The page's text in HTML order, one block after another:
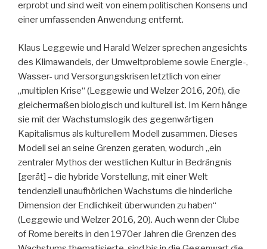
erprobt und sind weit von einem politischen Konsens und
einer umfassenden Anwendung entfernt.
Klaus Leggewie und Harald Welzer sprechen angesichts
des Klimawandels, der Umweltprobleme sowie Energie-,
Wasser- und Versorgungskrisen letztlich von einer
„multiplen Krise“ (Leggewie und Welzer 2016, 20f.), die
gleichermaßen biologisch und kulturell ist. Im Kern hänge
sie mit der Wachstumslogik des gegenwärtigen
Kapitalismus als kulturellem Modell zusammen. Dieses
Modell sei an seine Grenzen geraten, wodurch „ein
zentraler Mythos der westlichen Kultur in Bedrängnis
[gerät] – die hybride Vorstellung, mit einer Welt
tendenziell unaufhörlichen Wachstums die hinderliche
Dimension der Endlichkeit überwunden zu haben“
(Leggewie und Welzer 2016, 20). Auch wenn der Clube
of Rome bereits in den 1970er Jahren die Grenzen des